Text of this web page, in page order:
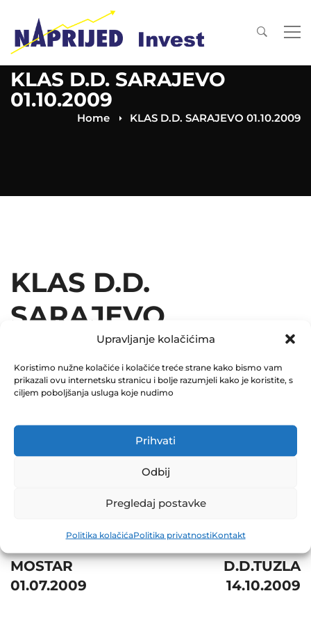
Upravljanje kolačićima
Koristimo nužne kolačiće i kolačiće treće strane kako bismo vam
prikazali ovu internetsku stranicu i bolje razumjeli kako je koristite, s
ciljem poboljšanja usluga koje nudimo
Prihvati
Odbij
Pregledaj postavke
Politika kolačićaPolitika privatnostiKontakt
KLAS D.D. SARAJEVO
01.10.2009
Home KLAS D.D. SARAJEVO 01.10.2009
KLAS D.D.
SARAJEVO
01.10.2009
December 31, 2009
0 Comments
Share
navigation
MOSTAR
01.07.2009
D.D.TUZLA
14.10.2009